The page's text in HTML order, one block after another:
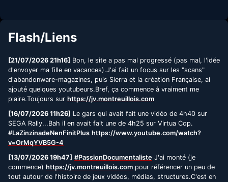
Flash/Liens
[21/07/2026 21h16] Bon, le site a pas mal progressé (pas mal, l'idée
d'envoyer ma fille en vacances).J'ai fait un focus sur les "scans"
d'abandonware-magazines, puis Sierra et la création Française, ai
ajouté quelques youtubeurs.Bref, ça commence à vraiment me
plaire.Toujours sur https://jv.montreuillois.com
[16/07/2026 11h26] Le gars qui avait fait une vidéo de 4h40 sur
SEGA Rally...Bah il en avait fait une de 4h25 sur Virtua Cop.
#LaZinzinadeNenFinitPlus https://www.youtube.com/watch?
v=OrMqYVB5G-4
[13/07/2026 19h47] #PassionDocumentaliste J'ai monté (je
commence) https://jv.montreuillois.com pour référencer un peu de
tout autour de l'histoire de jeux vidéos, médias, structures.C'est en